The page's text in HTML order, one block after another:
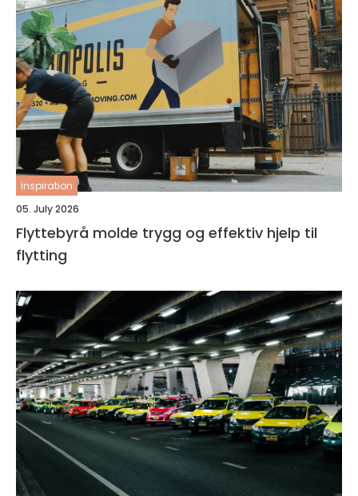
inspiration
05. July 2026
Flyttebyrå molde trygg og effektiv hjelp til
flytting